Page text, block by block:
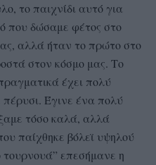
το παιχνίδι αυτό για
που δώσαμε φέτος στο
αλλά ήταν το πρώτο στο
στον κόσμο μας. Το
έχει πολύ
Έγινε ένα πολύ
τόσο καλά, αλλά
παίχθηκε βόλεϊ υψηλού
τουρνουά” επεσήμανε η